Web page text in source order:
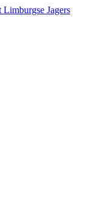
Jagers